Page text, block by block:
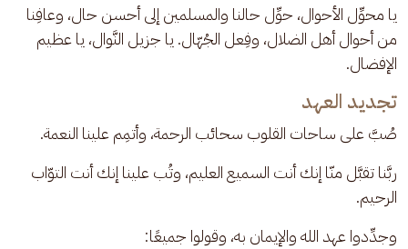
يا محوِّل الأحوال، حوِّل حالنا والمسلمين إلى أحسن حال، وعافِنا
من أحوال أهل الضلال، وفِعل الجُهّال. يا جزيل النَّوال، يا عظيم
الإفضال.
تجديد العهد
صُبَّ على ساحات القلوب سحائب الرحمة، وأتمِم علينا النعمة.
ربَّنا تقبَّل منّا إنك أنت السميع العليم، وتُب علينا إنك أنت التوّاب
الرحيم.
وجدِّدوا عهد الله والإيمان به، وقولوا جميعًا: